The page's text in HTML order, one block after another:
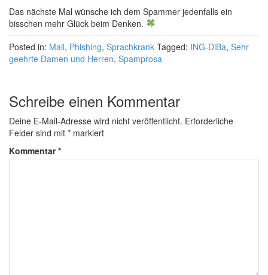
Das nächste Mal wünsche ich dem Spammer jedenfalls ein
bisschen mehr Glück beim Denken.
Posted in: Mail, Phishing, Sprachkrank Tagged: ING-DiBa, Sehr
geehrte Damen und Herren, Spamprosa
Schreibe einen Kommentar
Deine E-Mail-Adresse wird nicht veröffentlicht. Erforderliche
Felder sind mit * markiert
Kommentar*